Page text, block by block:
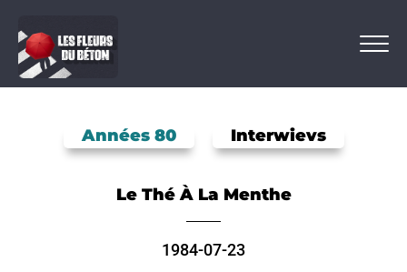
Années 80 Interwievs
Le Thé À La Menthe
1984-07-23